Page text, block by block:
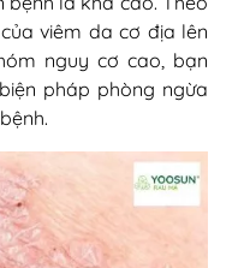
viêm da cơ địa lên
nguy cơ cao, bạn
pháp phòng ngừa